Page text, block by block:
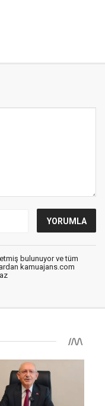
bulunuyor ve tüm
kamuajans.com